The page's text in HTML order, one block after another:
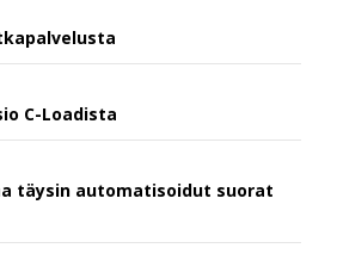
C-Loadista
täysin automatisoidut suorat